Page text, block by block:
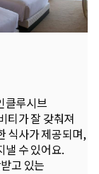
클루시브
티가 잘 갖춰져
식사가 제공되며,
낼 수 있어요.
고 있는